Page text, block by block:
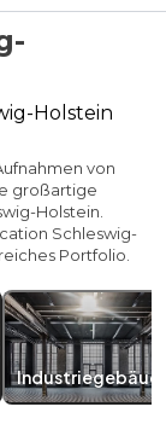
Holstein
von
großartige
Holstein.
Schleswig-
Portfolio.